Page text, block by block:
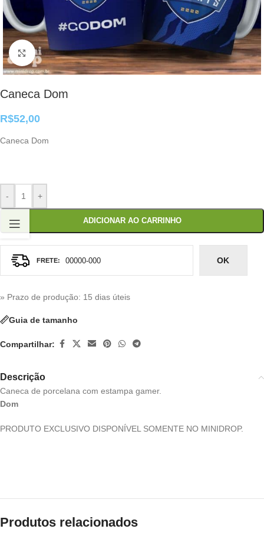
Clique para ampliar
Caneca Dom
R$52,00
Caneca Dom
- +
ADICIONAR AO CARRINHO
OK
» Prazo de produção: 15 dias úteis
Guia de tamanho
Compartilhar:
Descrição
Caneca de porcelana com estampa gamer.
Dom
PRODUTO EXCLUSIVO DISPONÍVEL SOMENTE NO MINIDROP.
Produtos relacionados